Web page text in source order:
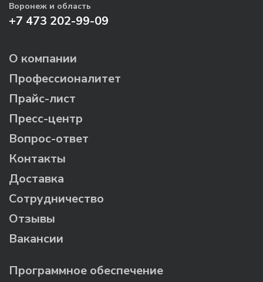
Воронеж и область
+7 473 202-99-09
О компании
Профессионалитет
Прайс-лист
Пресс-центр
Вопрос-ответ
Контакты
Доставка
Сотрудничество
Отзывы
Вакансии
Программное обеспечение